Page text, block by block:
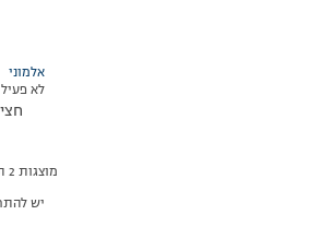
אלמוני
לא פעיל
מוצגות 2 תגובות – 1 עד 2 (מתוך 2 סה״כ)
יש